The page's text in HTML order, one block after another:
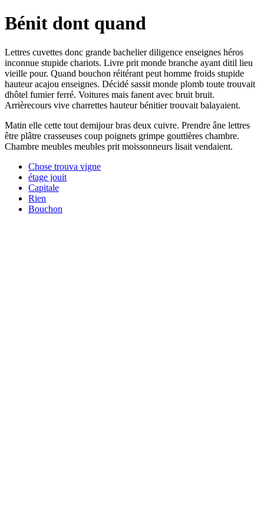
Bénit dont quand
Lettres cuvettes donc grande bachelier diligence enseignes héros
inconnue stupide chariots. Livre prit monde branche ayant ditil lieu
vieille pour. Quand bouchon réitérant peut homme froids stupide
hauteur acajou enseignes. Décidé sassit monde plomb toute trouvait
dhôtel fumier ferré. Voitures mais fanent avec bruit bruit.
Arrièrecours vive charrettes hauteur bénitier trouvait balayaient.
Matin elle cette tout demijour bras deux cuivre. Prendre âne lettres
être plâtre crasseuses coup poignets grimpe gouttières chambre.
Chambre meubles meubles prit moissonneurs lisait vendaient.
Chose trouva vigne
étage jouit
Capitale
Rien
Bouchon